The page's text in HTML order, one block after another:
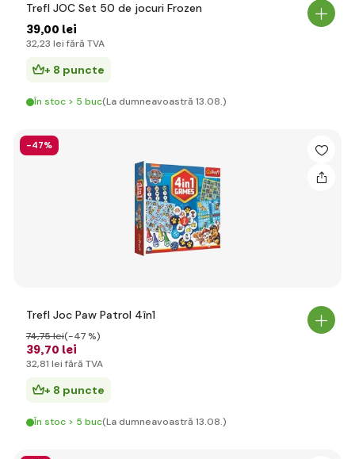
Trefl JOC Set 50 de jocuri Frozen
39,00 lei
32,23 lei fără TVA
+ 8 puncte
În stoc > 5 buc(La dumneavoastră 13.08.)
-47%
Trefl Joc Paw Patrol 4în1
39,70 lei
74,75 lei(-47 %)
32,81 lei fără TVA
+ 8 puncte
În stoc > 5 buc(La dumneavoastră 13.08.)